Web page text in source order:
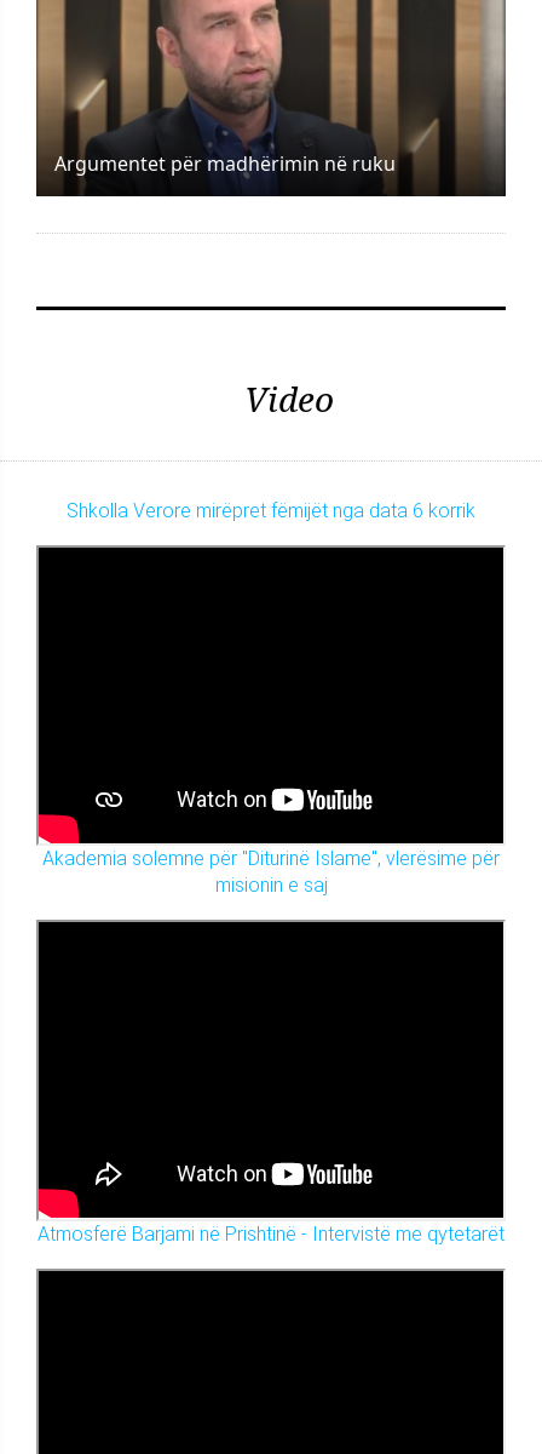
Argumentet për madhërimin në ruku
Video
Shkolla Verore mirëpret fëmijët nga data 6 korrik
Akademia solemne për "Diturinë Islame", vlerësime për
misionin e saj
Atmosferë Barjami në Prishtinë - Intervistë me qytetarët